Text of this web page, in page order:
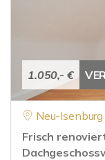
1.050,- €
Neu-Isenburg
Frisch